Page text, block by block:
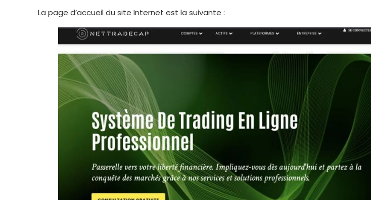
La page d’accueil du site Internet est la suivante :